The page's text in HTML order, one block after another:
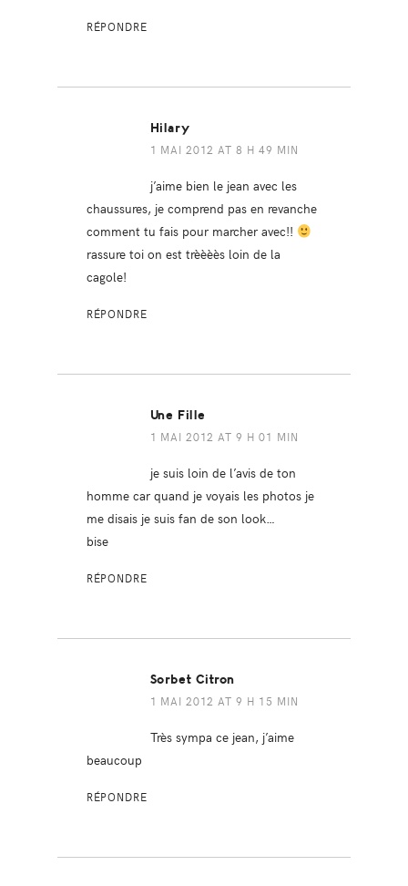
RÉPONDRE
Hilary
1 MAI 2012 AT 8 H 49 MIN
j’aime bien le jean avec les
chaussures, je comprend pas en revanche
comment tu fais pour marcher avec!!
rassure toi on est trèèèès loin de la
cagole!
RÉPONDRE
Une Fille
1 MAI 2012 AT 9 H 01 MIN
je suis loin de l’avis de ton
homme car quand je voyais les photos je
me disais je suis fan de son look…
bise
RÉPONDRE
Sorbet Citron
1 MAI 2012 AT 9 H 15 MIN
Très sympa ce jean, j’aime
beaucoup
RÉPONDRE